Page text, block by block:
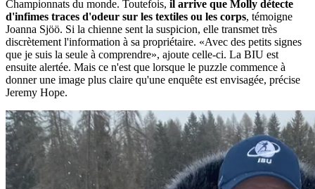
Championnats du monde. Toutefois, il arrive que Molly détecte
d'infimes traces d'odeur sur les textiles ou les corps, témoigne
Joanna Sjöö. Si la chienne sent la suspicion, elle transmet très
discrètement l'information à sa propriétaire. «Avec des petits signes
que je suis la seule à comprendre», ajoute celle-ci. La BIU est
ensuite alertée. Mais ce n'est que lorsque le puzzle commence à
donner une image plus claire qu'une enquête est envisagée, précise
Jeremy Hope.